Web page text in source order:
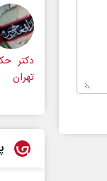
همه مدافع حرم
سقای بی‌ریا -